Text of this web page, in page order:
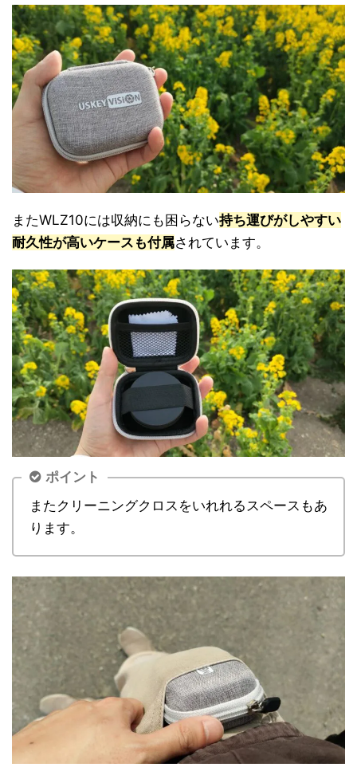
またWLZ10には収納にも困らない持ち運びがしやすい
耐久性が高いケースも付属されています。
ポイント
またクリーニングクロスをいれれるスペースもあ
ります。